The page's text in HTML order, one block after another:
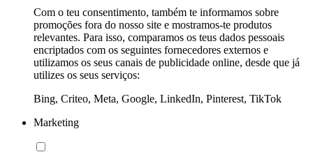
Com o teu consentimento, também te informamos sobre
promoções fora do nosso site e mostramos-te produtos
relevantes. Para isso, comparamos os teus dados pessoais
encriptados com os seguintes fornecedores externos e
utilizamos os seus canais de publicidade online, desde que já
utilizes os seus serviços:
Bing, Criteo, Meta, Google, LinkedIn, Pinterest, TikTok
Marketing